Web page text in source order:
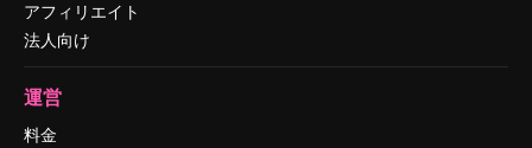
アフィリエイト
法人向け
運営
料金